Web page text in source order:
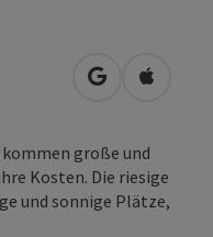
in Google
in
große und
Kosten. Die riesige
und sonnige Plätze,